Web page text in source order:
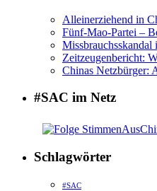
Alleinerziehend in
Fünf-Mao-Partei –
Missbrauchsskandal
Zeitzeugenbericht:
Chinas Netzbürger:
#SAC im Netz
Schlagwörter
#SAC